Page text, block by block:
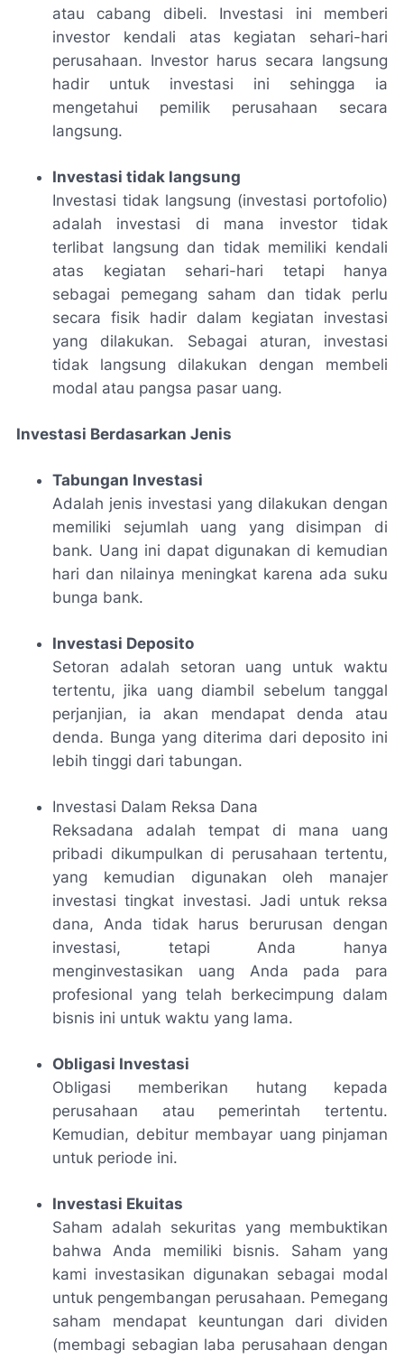
atau cabang dibeli. Investasi ini memberi
investor kendali atas kegiatan sehari-hari
perusahaan. Investor harus secara langsung
hadir untuk investasi ini sehingga ia
mengetahui pemilik perusahaan secara
langsung.
Investasi tidak langsung
Investasi tidak langsung (investasi portofolio)
adalah investasi di mana investor tidak
terlibat langsung dan tidak memiliki kendali
atas kegiatan sehari-hari tetapi hanya
sebagai pemegang saham dan tidak perlu
secara fisik hadir dalam kegiatan investasi
yang dilakukan. Sebagai aturan, investasi
tidak langsung dilakukan dengan membeli
modal atau pangsa pasar uang.
Investasi Berdasarkan Jenis
Tabungan Investasi
Adalah jenis investasi yang dilakukan dengan
memiliki sejumlah uang yang disimpan di
bank. Uang ini dapat digunakan di kemudian
hari dan nilainya meningkat karena ada suku
bunga bank.
Investasi Deposito
Setoran adalah setoran uang untuk waktu
tertentu, jika uang diambil sebelum tanggal
perjanjian, ia akan mendapat denda atau
denda. Bunga yang diterima dari deposito ini
lebih tinggi dari tabungan.
Investasi Dalam Reksa Dana
Reksadana adalah tempat di mana uang
pribadi dikumpulkan di perusahaan tertentu,
yang kemudian digunakan oleh manajer
investasi tingkat investasi. Jadi untuk reksa
dana, Anda tidak harus berurusan dengan
investasi, tetapi Anda hanya
menginvestasikan uang Anda pada para
profesional yang telah berkecimpung dalam
bisnis ini untuk waktu yang lama.
Obligasi Investasi
Obligasi memberikan hutang kepada
perusahaan atau pemerintah tertentu.
Kemudian, debitur membayar uang pinjaman
untuk periode ini.
Investasi Ekuitas
Saham adalah sekuritas yang membuktikan
bahwa Anda memiliki bisnis. Saham yang
kami investasikan digunakan sebagai modal
untuk pengembangan perusahaan. Pemegang
saham mendapat keuntungan dari dividen
(membagi sebagian laba perusahaan dengan